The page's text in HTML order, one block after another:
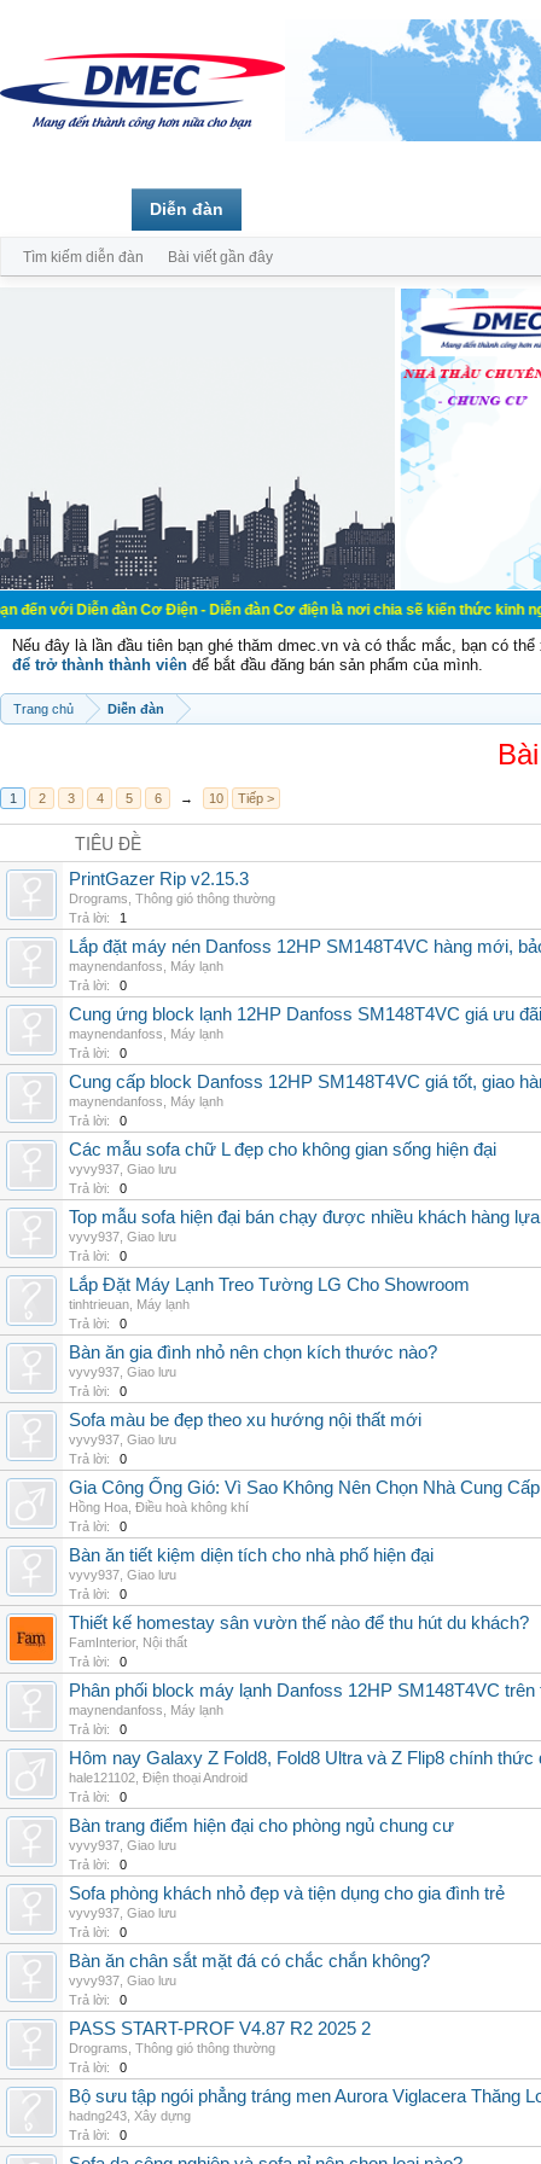
đàn Cơ Điện - Diễn đàn Cơ điện là nơi chia sẽ kiến thức kinh nghiệm
Nếu đây là lần đầu tiên bạn ghé thăm dmec.vn và có thắc mắc, bạn có
để trở thành thành viên để bắt đầu đăng bán sản phẩm của mình.
Trang chủ Diễn đàn
1 2 3 4 5 6 → 10 Tiếp >
TIÊU ĐỀ
PrintGazer Rip v2.15.3
Drograms Thông gió thông thường
Trả lời:
1
Lắp đặt máy nén Danfoss 12HP SM148T4VC hàng mới,
maynendanfoss
Máy lạnh
Trả lời:
0
Cung ứng block lạnh 12HP Danfoss SM148T4VC giá ưu
maynendanfoss
Máy lạnh
Trả lời:
0
Cung cấp block Danfoss 12HP SM148T4VC giá tốt, giao
maynendanfoss
Máy lạnh
Trả lời:
0
Các mẫu sofa chữ L đẹp cho không gian sống hiện đại
vyvy937 Giao lưu
Trả lời:
0
Top mẫu sofa hiện đại bán chạy được nhiều khách hàng
vyvy937 Giao lưu
Trả lời:
0
Lắp Đặt Máy Lạnh Treo Tường LG Cho Showroom
tinhtrieuan Máy lạnh
Trả lời:
0
Bàn ăn gia đình nhỏ nên chọn kích thước nào?
vyvy937 Giao lưu
Trả lời:
0
Sofa màu be đẹp theo xu hướng nội thất mới
vyvy937 Giao lưu
Trả lời:
0
Gia Công Ống Gió: Vì Sao Không Nên Chọn Nhà Cung
Hồng Hoa Điều hoà không khí
Trả lời:
0
Bàn ăn tiết kiệm diện tích cho nhà phố hiện đại
vyvy937 Giao lưu
Trả lời:
0
Thiết kế homestay sân vườn thế nào để thu hút du khách?
FamInterior, Nội thất
Trả lời:
0
Phân phối block máy lạnh Danfoss 12HP SM148T4VC
maynendanfoss
Máy lạnh
Trả lời:
0
Hôm nay Galaxy Z Fold8, Fold8 Ultra và Z Flip8 chính
hale121102 Điện thoại Android
Trả lời:
0
Bàn trang điểm hiện đại cho phòng ngủ chung cư
vyvy937 Giao lưu
Trả lời:
0
Sofa phòng khách nhỏ đẹp và tiện dụng cho gia đình trẻ
vyvy937 Giao lưu
Trả lời:
0
Bàn ăn chân sắt mặt đá có chắc chắn không?
vyvy937 Giao lưu
Trả lời:
0
PASS START-PROF V4.87 R2 2025 2
Drograms Thông gió thông thường
Trả lời:
0
Bộ sưu tập ngói phẳng tráng men Aurora Viglacera Thăng
hadng243 Xây dựng
Trả lời:
0
Diễn đàn
Tìm kiếm diễn đàn Bài viết gần đây